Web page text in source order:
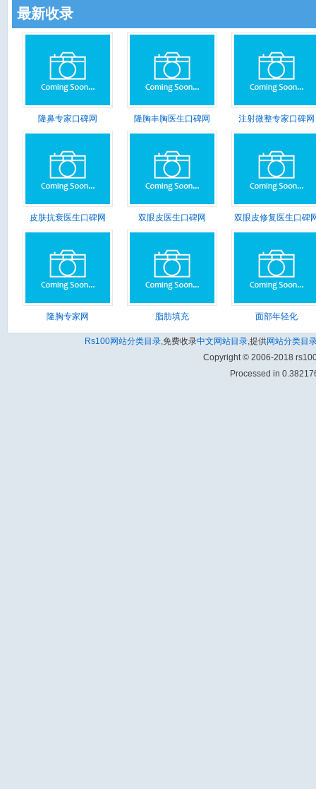
最新收录
隆鼻专家口碑网 隆胸丰胸医生口碑网 注射微整专家口碑网
皮肤抗衰医生口碑网 双眼皮医生口碑网 双眼皮修复医生口碑
隆胸专家网 脂肪填充 面部年轻化
Rs100网站分类目录,免费收录中文网站目录,提供网站分类目
Copyright © 2006-2018
Processed in